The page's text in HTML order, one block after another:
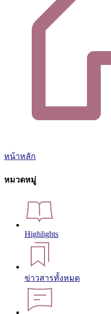
หน้าหลัก
หมวดหมู่
Highlights
ข่าวสารทั้งหมด